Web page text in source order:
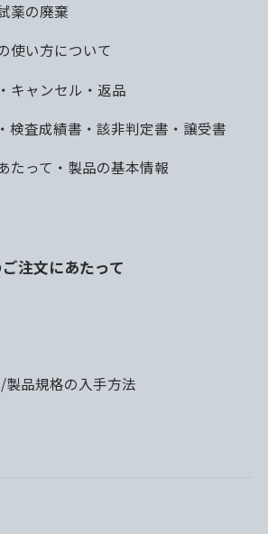
薬の廃棄
使い方について
キャンセル・返品
検査成績書・該非判定書・譲受書
たって・製品の基本情報
注文にあたって
品規格の入手方法